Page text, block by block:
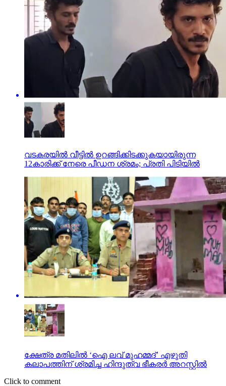
വടകരയിൽ വീട്ടിൽ ഉറങ്ങിക്കിടക്കുകയായിരുന്ന
12കാരിക്ക് നേരെ പീഡന ശ്രമം; പ്രതി പിടിയിൽ
ക്ഷേത്ര മതിലില്‍ ‘ഐ ലവ് മുഹമ്മദ്’ എഴുതി
കലാപത്തിന് ശ്രമിച്ച ഹിന്ദുത്വ ഭീകരര്‍ അറസ്റ്റില്‍
Click to comment